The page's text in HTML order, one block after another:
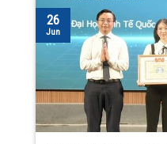
26
Jun